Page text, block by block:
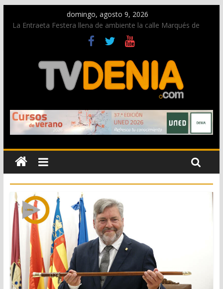
domingo, agosto 9, 2026
La Entraeta Festera llena de ambiente la calle Marqués de
Campo con la recepción a la Capitanía Cristiana
Dos personas fallecen en un grave accidente en la N-332
entre Benissa y Calp
Una nueva oportunidad para donar sangre en Cruz Roja
El bando moro protagonista en la Segunda Entraeta Festera
Paco Adsuar dona al Arxiu de Dénia más de 50.000 imágenes
de la memoria visual de la ciudad